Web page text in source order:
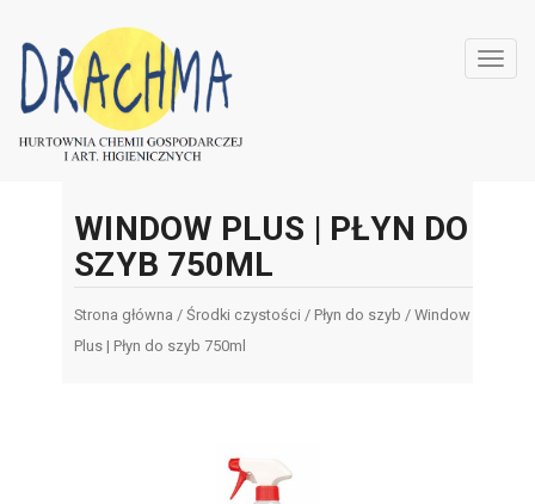
WINDOW PLUS | PŁYN DO
SZYB 750ML
Strona główna /Środki czystości / Płyn do szyb / Window
Plus | Płyn do szyb 750ml